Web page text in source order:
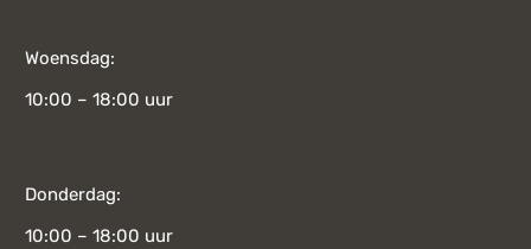
Woensdag:
10:00 – 18:00 uur
Donderdag:
10:00 – 18:00 uur